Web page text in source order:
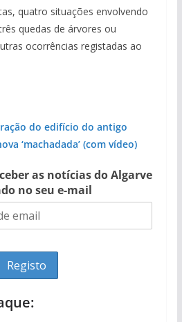
quatro situações envolvendo
quedas de árvores ou
ocorrências registadas ao
do edifício do antigo
‘machadada’ (com vídeo)
as notícias do Algarve
no seu e-mail